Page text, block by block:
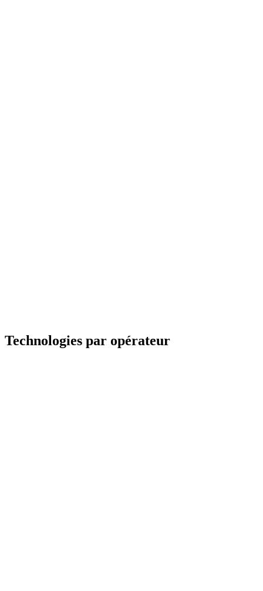
Technologies par opérateur